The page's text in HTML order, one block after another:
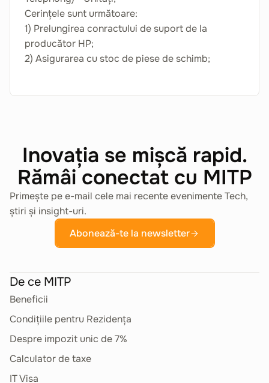
Cerințele sunt următoare:
1) Prelungirea conractului de suport de la
producător HP;
2) Asigurarea cu stoc de piese de schimb;
Inovația se mișcă rapid.
Rămâi conectat cu MITP
Primește pe e-mail cele mai recente evenimente Tech,
știri și insight-uri.
Abonează-te la newsletter
De ce MITP
Beneficii
Condițiile pentru Rezidența
Despre impozit unic de 7%
Calculator de taxe
IT Visa